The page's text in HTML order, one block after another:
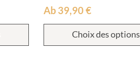
Ab 39,90 €
Choix des options